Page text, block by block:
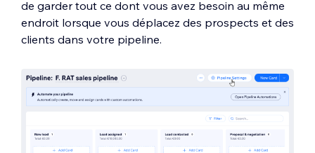
de garder tout ce dont vous avez besoin au même
endroit lorsque vous déplacez des prospects et des
clients dans votre pipeline.